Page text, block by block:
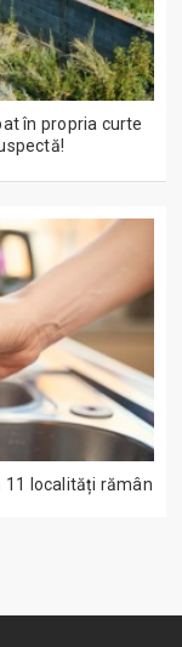
în propria curte
11 localități rămân